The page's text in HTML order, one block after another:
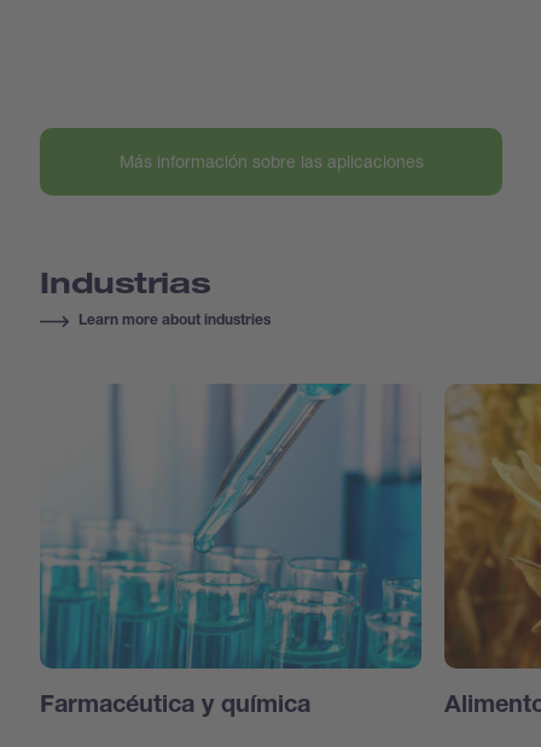
Más información sobre las aplicaciones
Industrias
Learn more about industries
Farmacéutica y química